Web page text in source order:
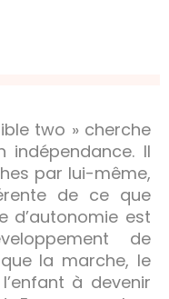
two » cherche
Il
par lui-même,
de ce que
d’autonomie est
de
la marche, le
à devenir